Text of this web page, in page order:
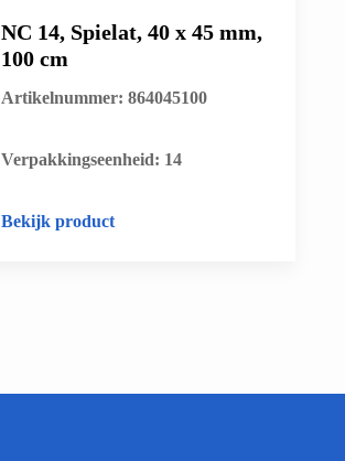
NC 14, Spielat, 40 x 45 mm,
100 cm
Artikelnummer: 864045100
​Verpakkingseenheid: 14
Bekijk product